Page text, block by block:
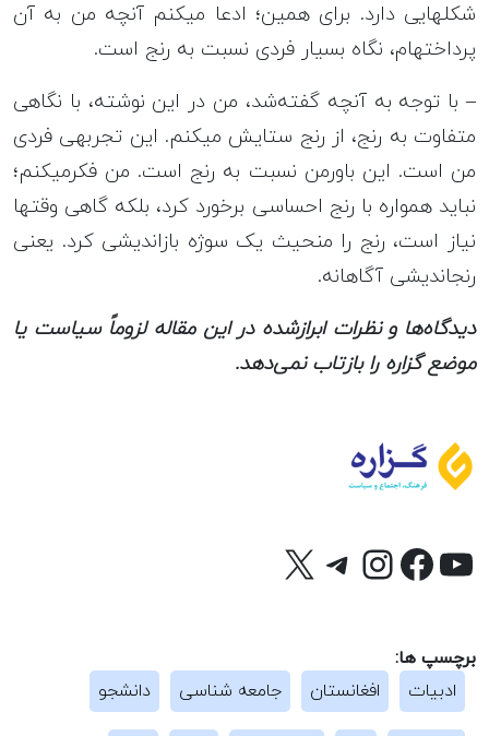
شکل‎هایی دارد. برای همین؛ ادعا می‎کنم آنچه من به آن
پرداخته‎ام، نگاه بسیار فردی نسبت به رنج است.
– با توجه به آنچه گفته‌شد، من در این نوشته، با نگاهی
متفاوت به رنج، از رنج ستایش می‎کنم. این تجربه‎ی فردی
من است. این باورمن نسبت به رنج است. من فکرمی‎کنم؛
نباید همواره با رنج احساسی برخورد کرد، بلکه گاهی وقت‎ها
نیاز است، رنج را منحیث یک سوژه‎ بازاندیشی کرد. یعنی
رنج‎اندیشی آگاهانه.
دیدگاه‌ها و نظرات ابرازشده در این مقاله لزوماً سیاست یا
موضع گزاره را بازتاب نمی‌دهد.
یوتیوب
فیس‌بوک
اینستاگرم
تلگرام
X
برچسپ ها:
ادبیات
افغانستان جامعه شناسی دانشجو